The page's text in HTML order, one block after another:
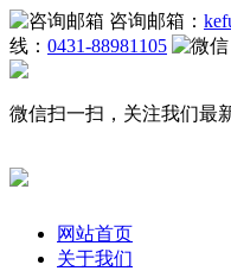
咨询邮箱：
线： 0431-88981105
微信扫一扫，关注我们最
网站首页
关于我们